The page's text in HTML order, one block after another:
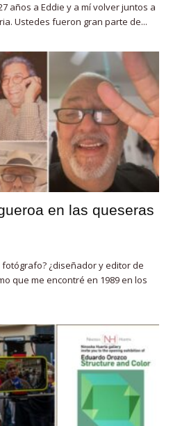
años a Eddie y a mí volver juntos a
Ustedes fueron gran parte de...
en las queseras
fotógrafo? ¿diseñador y editor de
que me encontré en 1989 en los